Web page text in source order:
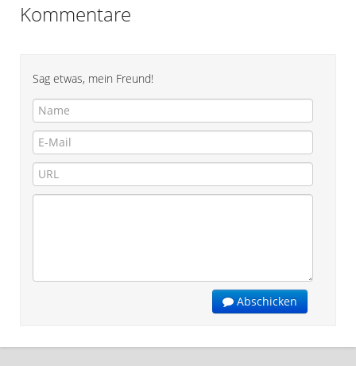
Kommentare
Sag etwas, mein Freund!
Abschicken